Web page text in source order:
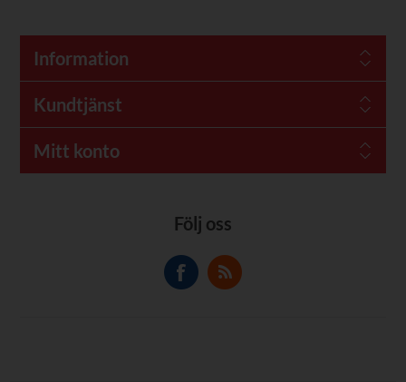
Information
Kundtjänst
Mitt konto
Följ oss